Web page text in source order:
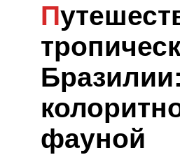
Путешествие по
фауной